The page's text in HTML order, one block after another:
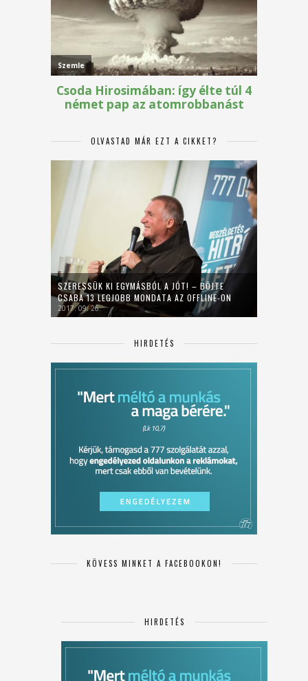
OLVASTAD MÁR EZT A CIKKET?
SZERESSÜK KI EGYMÁSBÓL A JÓT! – BÖJTE
CSABA 13 LEGJOBB MONDATA AZ OFFLINE-ON
2017. 09. 26.
HIRDETÉS
KÖVESS MINKET A FACEBOOKON!
HIRDETÉS